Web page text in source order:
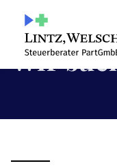
Wir